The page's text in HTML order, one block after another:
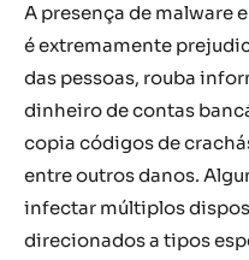
A presença de malware
é extremamente
das pessoas, rouba
dinheiro de contas
copia códigos de
entre outros danos.
infectar múltiplos
direcionados a tipos